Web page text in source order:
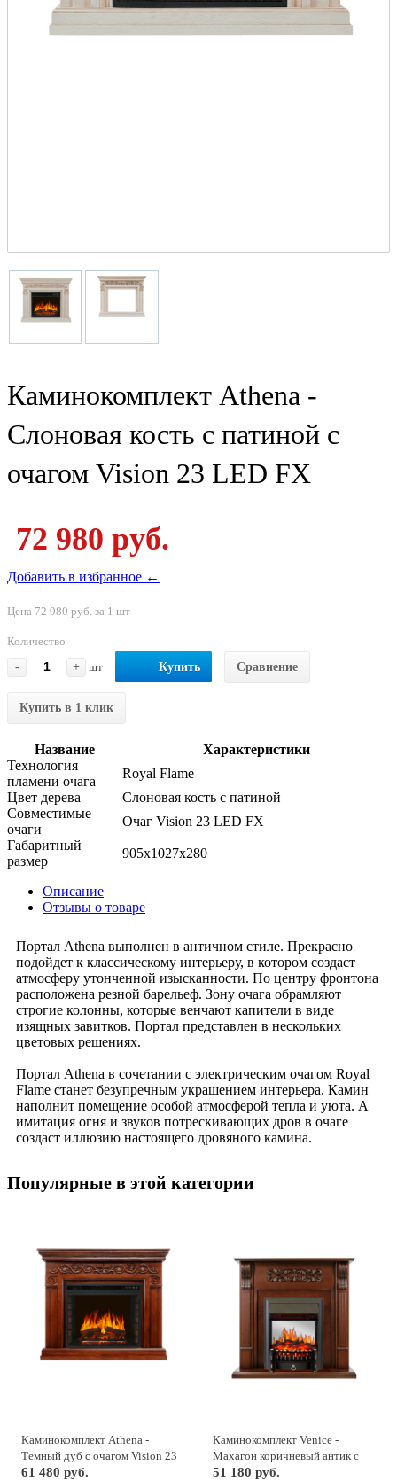
Каминокомплект Athena -
Слоновая кость с патиной с
очагом Vision 23 LED FX
72 980 руб.
Добавить в избранное ←
Цена 72 980 руб. за 1 шт
Количество
-
+ шт Купить Сравнение
Купить в 1 клик
Название
Характеристики
Технология
пламени очага
Royal Flame
Цвет дерева
Слоновая кость с патиной
Совместимые
очаги
Очаг Vision 23 LED FX
Габаритный
размер
905x1027x280
Описание
Отзывы о товаре
Портал Athena выполнен в античном стиле. Прекрасно
подойдет к классическому интерьеру, в котором создаст
атмосферу утонченной изысканности. По центру фронтона
расположена резной барельеф. Зону очага обрамляют
строгие колонны, которые венчают капители в виде
изящных завитков. Портал представлен в нескольких
цветовых решениях.
Портал Athena в сочетании с электрическим очагом Royal
Flame станет безупречным украшением интерьера. Камин
наполнит помещение особой атмосферой тепла и уюта. А
имитация огня и звуков потрескивающих дров в очаге
создаст иллюзию настоящего дровяного камина.
Популярные в этой категории
Каминокомплект Athena -
Темный дуб с очагом Vision 23
EF LED FX
61 480 руб.
Каминокомплект Venice -
Махагон коричневый антик с
очагом Fobos FX M Black
51 180 руб.